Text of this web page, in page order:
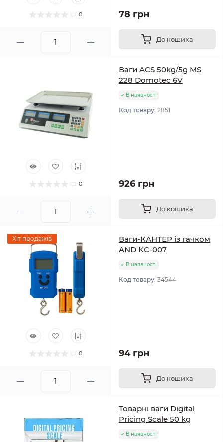
0 78 грн
До кошика
0
Ваги ACS 50kg/5g MS
228 Domotec 6V
В наявності
Код товару: 2851
926 грн
До кошика
Хіт продажів
0
Ваги-КАНТЕР із гачком
AND KC-007
В наявності
Код товару: 34544
94 грн
До кошика
Товарні ваги Digital
Pricing Scale 50 kg
В наявності